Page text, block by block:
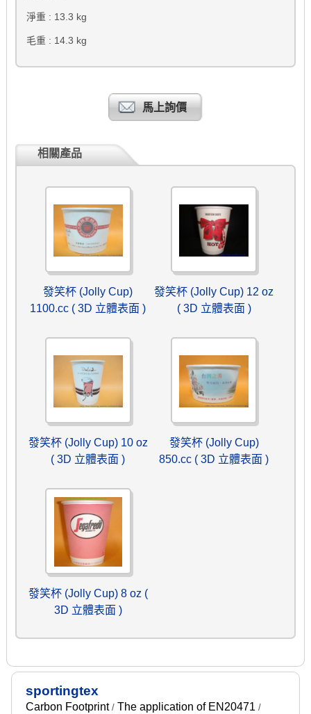
淨重 : 13.3 kg
毛重 : 14.3 kg
馬上詢價
相關產品
發笑杯 (Jolly Cup)
1100.cc ( 3D 立體表面 )
發笑杯 (Jolly Cup) 12 oz
( 3D 立體表面 )
發笑杯 (Jolly Cup) 10 oz
( 3D 立體表面 )
發笑杯 (Jolly Cup)
850.cc ( 3D 立體表面 )
發笑杯 (Jolly Cup) 8 oz (
3D 立體表面 )
sportingtex
Carbon Footprint/ The application of EN20471 /